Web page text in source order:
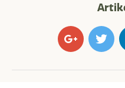
Google+